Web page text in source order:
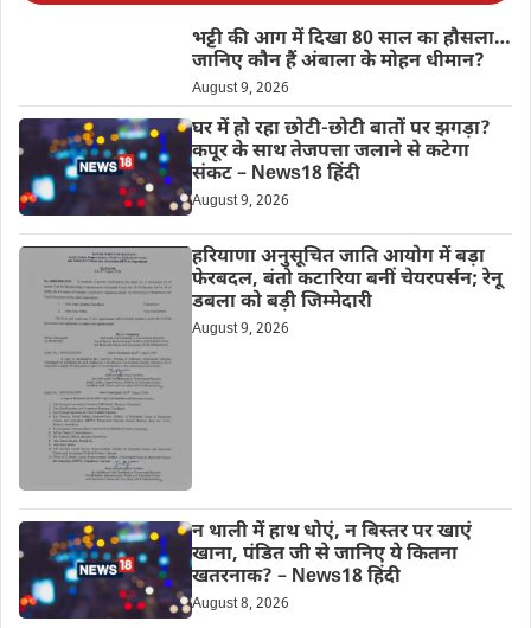
भट्टी की आग में दिखा 80 साल का हौसला…
जानिए कौन हैं अंबाला के मोहन धीमान?
August 9, 2026
घर में हो रहा छोटी-छोटी बातों पर झगड़ा?
कपूर के साथ तेजपत्ता जलाने से कटेगा
संकट – News18 हिंदी
August 9, 2026
हरियाणा अनुसूचित जाति आयोग में बड़ा
फेरबदल, बंतो कटारिया बनीं चेयरपर्सन; रेनू
डबला को बड़ी जिम्मेदारी
August 9, 2026
न थाली में हाथ धोएं, न बिस्तर पर खाएं
खाना, पंडित जी से जानिए ये कितना
खतरनाक? – News18 हिंदी
August 8, 2026